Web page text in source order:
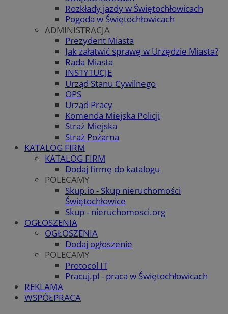
Rozkłady jazdy w Świętochłowicach
Pogoda w Świętochłowicach
ADMINISTRACJA
Prezydent Miasta
Jak załatwić sprawę w Urzędzie Miasta?
Rada Miasta
INSTYTUCJE
Urząd Stanu Cywilnego
OPS
Urząd Pracy
Komenda Miejska Policji
Straż Miejska
Straż Pożarna
KATALOG FIRM
KATALOG FIRM
Dodaj firmę do katalogu
POLECAMY
Skup.io - Skup nieruchomości
Świętochłowice
Skup - nieruchomosci.org
OGŁOSZENIA
OGŁOSZENIA
Dodaj ogłoszenie
POLECAMY
Protocol IT
Pracuj.pl - praca w Świętochłowicach
REKLAMA
WSPÓŁPRACA